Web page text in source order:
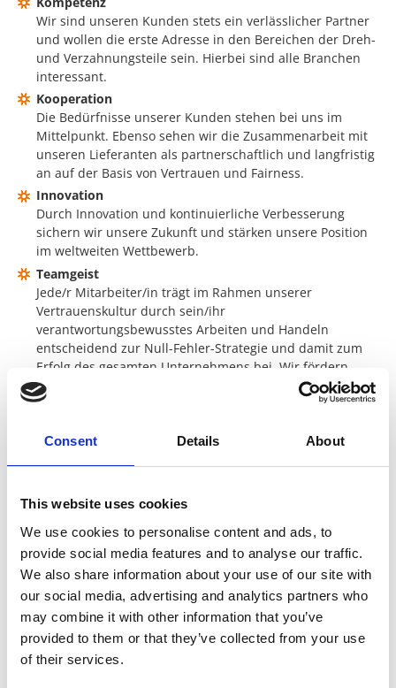
Consent Details About
This website uses cookies
We use cookies to personalise content and ads, to
provide social media features and to analyse our traffic.
We also share information about your use of our site with
our social media, advertising and analytics partners who
may combine it with other information that you’ve
provided to them or that they’ve collected from your use
of their services.
Wir sind unseren Kunden stets ein verlässlicher Partner
und wollen die erste Adresse in den Bereichen der Dreh-
und Verzahnungsteile sein. Hierbei sind alle Branchen
interessant.
Kooperation
Die Bedürfnisse unserer Kunden stehen bei uns im
Mittelpunkt. Ebenso sehen wir die Zusammenarbeit mit
unseren Lieferanten als partnerschaftlich und langfristig
an auf der Basis von Vertrauen und Fairness.
Innovation
Durch Innovation und kontinuierliche Verbesserung
sichern wir unsere Zukunft und stärken unsere Position
im weltweiten Wettbewerb.
Teamgeist
Jede/r Mitarbeiter/in trägt im Rahmen unserer
Vertrauenskultur durch sein/ihr
verantwortungsbewusstes Arbeiten und Handeln
entscheidend zur Null-Fehler-Strategie und damit zum
Erfolg des gesamten Unternehmens bei. Wir fördern
konsequent die ständige Weiterentwicklung unserer
Beschäftigten und das zielorientierte Zusammenwirken
Verantwortung
Die international festgelegten Menschenrechte werden
an die gesetzlich garantierten Mindestlöhne.
jegliche Art von Diskriminierung und Korruption. Dies
erwarten wir auch von unseren Geschäftspartnern.
Bewusstsein
Als produzierendes Unternehmen sind wir uns der
besonderen Verantwortung gegnüber der Umwelt
bewusst. Wir setzen uns aktiv für den Umwelt- und
Klimaschutz ein, um eine lebenswerte Umwelt zu